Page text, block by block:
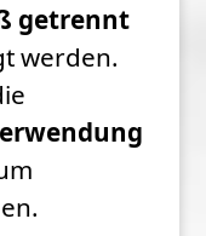
getrennt
werden.